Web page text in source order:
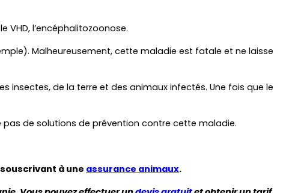
VHD, l’encéphalitozoonose.
Malheureusement, cette maladie est fatale et ne laisse
insectes, de la terre et des animaux infectés. Une fois que le
pas de solutions de prévention contre cette maladie.
à une assurance animaux.